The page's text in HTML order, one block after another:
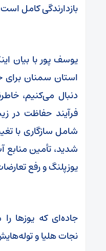
بازدارندگی کامل
یوسف پور با بیان
استان سمنان برای
دنبال می‌کنیم،
فرآیند حفاظت در
شامل سازگاری با
شدید، تأمین
یوزپلنگ و رفع
جاده‌ای که یوزها
نجات هلیا و